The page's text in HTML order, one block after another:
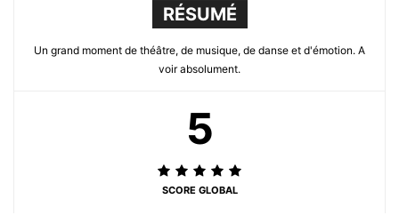
RÉSUMÉ
Un grand moment de théâtre, de musique, de danse et d'émotion. A
voir absolument.
5
SCORE GLOBAL